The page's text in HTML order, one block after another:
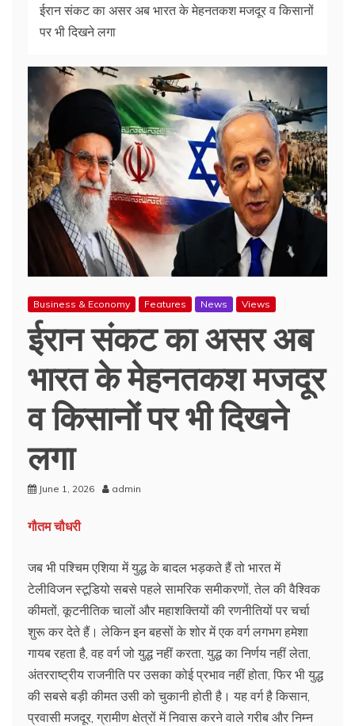
ईरान संकट का असर अब भारत के मेहनतकश मजदूर व किसानों
पर भी दिखने लगा
Business & Economy Features News Views
ईरान संकट का असर अब
भारत के मेहनतकश मजदूर
व किसानों पर भी दिखने
लगा
June 1, 2026 admin
गौतम चौधरी
जब भी पश्चिम एशिया में युद्ध के बादल भड़कते हैं तो भारत में
टेलीविजन स्टूडियो सबसे पहले सामरिक समीकरणों, तेल की वैश्विक
कीमतों, कूटनीतिक चालों और महाशक्तियों की रणनीतियों पर चर्चा
शुरू कर देते हैं। लेकिन इन बहसों के शोर में एक वर्ग लगभग हमेशा
गायब रहता है, वह वर्ग जो युद्ध नहीं करता, युद्ध का निर्णय नहीं लेता,
अंतरराष्ट्रीय राजनीति पर उसका कोई प्रभाव नहीं होता, फिर भी युद्ध
की सबसे बड़ी कीमत उसी को चुकानी होती है। यह वर्ग है किसान,
प्रवासी मजदूर, ग्रामीण क्षेत्रों में निवास करने वाले गरीब और निम्न